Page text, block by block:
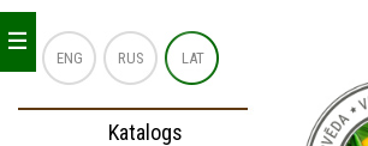
ENG RUS LAT
Katalogs
_
_
_